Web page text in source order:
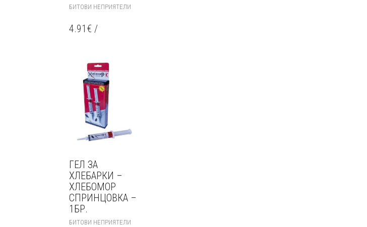
БИТОВИ НЕПРИЯТЕЛИ
4.91 € /
ГЕЛ ЗА
ХЛЕБАРКИ –
ХЛЕБОМОР
СПРИНЦОВКА –
1БР.
БИТОВИ НЕПРИЯТЕЛИ